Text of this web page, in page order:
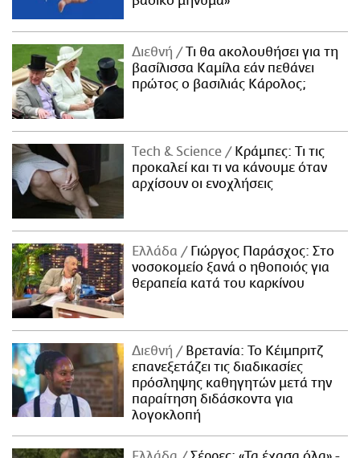
Διεθνή
Τι θα ακολουθήσει για τη
βασίλισσα Καμίλα εάν πεθάνει
πρώτος ο βασιλιάς Κάρολος;
Τech & Science
Κράμπες: Τι τις
προκαλεί και τι να κάνουμε όταν
αρχίσουν οι ενοχλήσεις
Ελλάδα
Γιώργος Παράσχος: Στο
νοσοκομείο ξανά ο ηθοποιός για
θεραπεία κατά του καρκίνου
Διεθνή
Βρετανία: Το Κέιμπριτζ
επανεξετάζει τις διαδικασίες
πρόσληψης καθηγητών μετά την
παραίτηση διδάσκοντα για
λογοκλοπή